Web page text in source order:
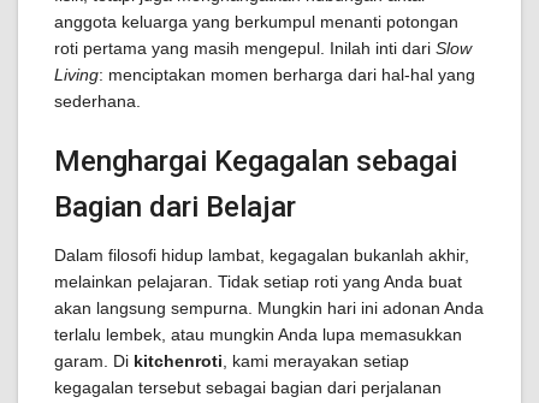
anggota keluarga yang berkumpul menanti potongan
roti pertama yang masih mengepul. Inilah inti dari Slow
Living: menciptakan momen berharga dari hal-hal yang
sederhana.
Menghargai Kegagalan sebagai
Bagian dari Belajar
Dalam filosofi hidup lambat, kegagalan bukanlah akhir,
melainkan pelajaran. Tidak setiap roti yang Anda buat
akan langsung sempurna. Mungkin hari ini adonan Anda
terlalu lembek, atau mungkin Anda lupa memasukkan
garam. Di kitchenroti , kami merayakan setiap
kegagalan tersebut sebagai bagian dari perjalanan